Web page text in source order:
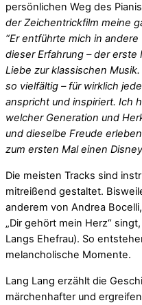
persönlichen Weg des
der Zeichentrickfilm meine
“Er entführte mich in
dieser Erfahrung – der
Liebe zur klassischen
so vielfältig – für wirklich
anspricht und inspiriert. Ich
welcher Generation und
und dieselbe Freude
zum ersten Mal einen
Die meisten Tracks sind
mitreißend gestaltet.
anderem von Andrea
„Dir gehört mein Herz“
Langs Ehefrau). So
melancholische Momente.
Lang Lang erzählt die
märchenhafter und